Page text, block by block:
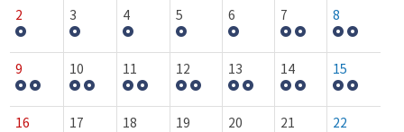
2 3 4 5 6 7 8
9 10 11 12 13 14 15
16 17 18 19 20 21 22